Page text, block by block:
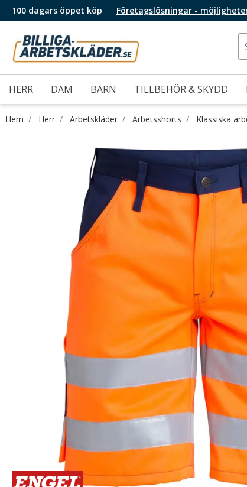
100 dagars öppet köp Företagslösningar -
HERR DAM BARN TILLBEHÖR & SKYDD
Hem Herr Arbetskläder Arbetsshorts Klassiska